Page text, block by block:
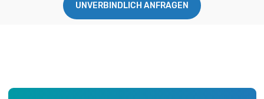
UNVERBINDLICH ANFRAGEN